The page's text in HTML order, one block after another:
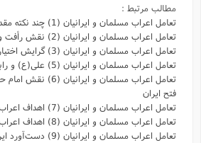
مطالب مرتبط :
تعامل اعراب مسلمان و ایرانیان (1) چند نکته مقدماتی
تعامل اعراب مسلمان و ایرانیان (2) نقش رأفت و منطق اسلام در فتح ایران
تعامل اعراب مسلمان و ایرانیان (3) گرایش اختیاری ایرانیان به اسلام
تعامل اعراب مسلمان و ایرانیان (5) علی(ع) و رابطه‌ او با ایرانیان
تعامل اعراب مسلمان و
فتح ایران
تعامل اعراب مسلمان و ایرانیان (7) اهداف اعراب از حمله به ایران (1)
تعامل اعراب مسلمان و ایرانیان (8) اهداف اعراب از حمله به ایران (2)
تعامل اعراب مسلمان و ایرانیان (9) دست‌آورد ایرانیان از حمله اعراب